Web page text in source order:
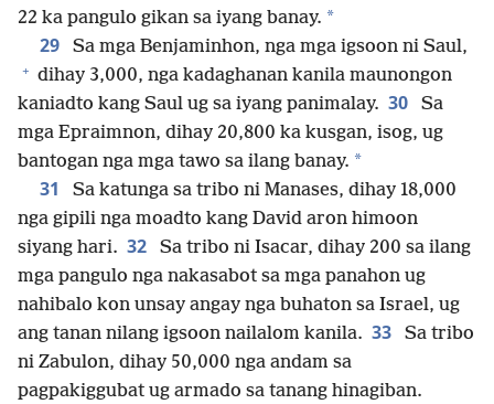
22 ka pangulo gikan sa iyang banay. *
29 Sa mga Benjaminhon, nga mga igsoon ni Saul,
+ dihay 3,000, nga kadaghanan kanila maunongon
kaniadto kang Saul ug sa iyang panimalay. 30
Sa
mga Epraimnon, dihay 20,800 ka kusgan, isog, ug
bantogan nga mga tawo sa ilang banay. *
31
Sa katunga sa tribo ni Manases, dihay 18,000
nga gipili nga moadto kang David aron himoon
siyang hari. 32
Sa tribo ni Isacar, dihay 200 sa ilang
mga pangulo nga nakasabot sa mga panahon ug
nahibalo kon unsay angay nga buhaton sa Israel, ug
ang tanan nilang igsoon nailalom kanila. 33
Sa tribo
ni Zabulon, dihay 50,000 nga andam sa
pagpakiggubat ug armado sa tanang hinagiban.